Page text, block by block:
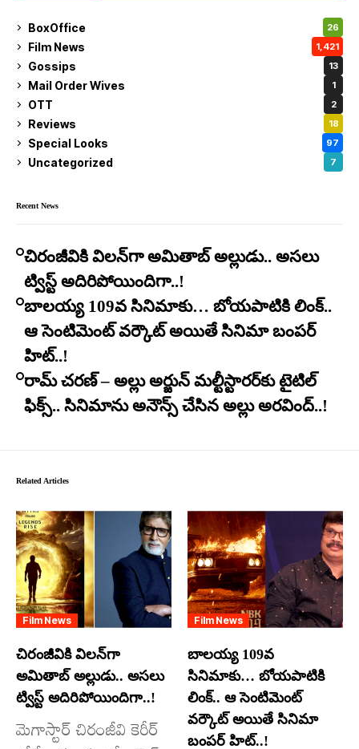
BoxOffice 26
Film News 1,421
Gossips 13
Mail Order Wives 1
OTT 2
Reviews 18
Special Looks 97
Uncategorized 7
Recent News
చిరంజీవికి విలన్‌గా అమితాబ్ అల్లుడు.. అసలు
ట్విస్ట్ అదిరిపోయిందిగా..!
బాలయ్య 109వ సినిమాకు… బోయపాటికి లింక్..
ఆ సెంటిమెంట్ వర్కౌట్ అయితే సినిమా బంపర్
హిట్..!
రామ్ చరణ్ – అల్లు అర్జున్ మల్టీస్టారర్​కు టైటిల్
ఫిక్స్.. సినిమాను అనౌన్స్ చేసిన అల్లు అరవింద్..!
Related Articles
Film News
చిరంజీవికి విలన్‌గా
అమితాబ్ అల్లుడు.. అసలు
ట్విస్ట్ అదిరిపోయిందిగా..!
మెగాస్టార్ చిరంజీవి కెరీర్
Film News
బాలయ్య 109వ
సినిమాకు… బోయపాటికి
లింక్.. ఆ సెంటిమెంట్
వర్కౌట్ అయితే సినిమా
బంపర్ హిట్..!